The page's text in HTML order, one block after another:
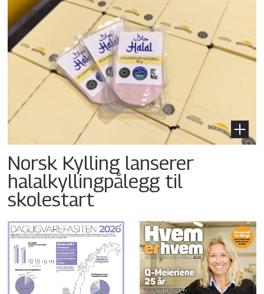
Norsk Kylling lanserer
halalkyllingpålegg til
skolestart